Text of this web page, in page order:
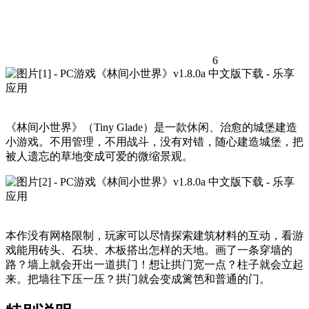
6
《林间小世界》（Tiny Glade）是一款休闲、治愈的城堡建造
小游戏。不用管理，不用战斗，没有对错，随心建造城堡，把
被人遗忘的草地变成可爱的微缩景观。
本作没有网格限制，玩家可以尽情探索建筑材料的互动，看游
戏能用砖头、石块、木板搭出怎样的天地。画了一条穿墙的
路？墙上就会开出一道拱门！想让拱门宽一点？柱子就会立起
来。把墙往下压一压？拱门就会变成篱笆和普通的门。